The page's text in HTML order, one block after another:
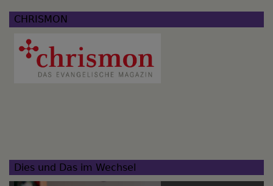
CHRISMON
Dies und Das im Wechsel